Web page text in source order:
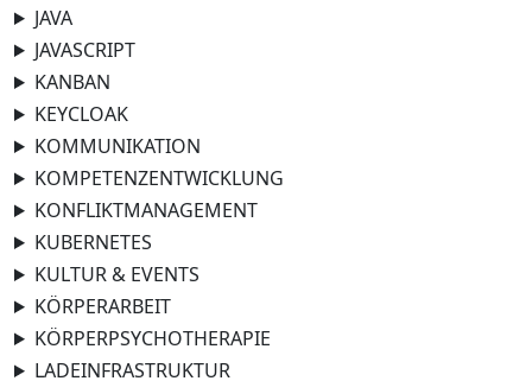
JAVA
JAVASCRIPT
KANBAN
KEYCLOAK
KOMMUNIKATION
KOMPETENZENTWICKLUNG
KONFLIKTMANAGEMENT
KUBERNETES
KULTUR & EVENTS
KÖRPERARBEIT
KÖRPERPSYCHOTHERAPIE
LADEINFRASTRUKTUR